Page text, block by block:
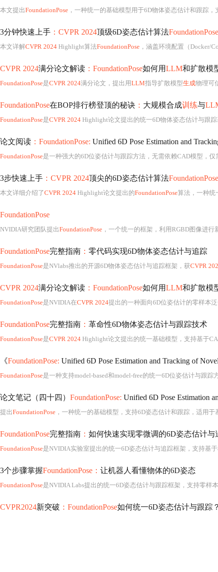
本文提出FoundationPose ，一种统一的基础模型用于6D物体姿态估计和跟踪，支持
3分钟快速上手 ：CVPR 2024顶级6D姿态估计算法FoundationPose
本文详解CVPR 2024 Highlight算法FoundationPose ，涵盖环境配置（Docker/Conda）、核心组件编译、
CVPR 2024满分论文解读 ：FoundationPose如何用LLM和扩散模
FoundationPose是CVPR 2024满分论文，提出用LLM指导扩散模型生成物理可
FoundationPose在BOP排行榜登顶的秘诀 ： 大规模合成训练与
FoundationPose是CVPR 2024 Highlight论文提出的统一6D物体姿态估计与跟踪基础模型，在BOP排行榜登顶，AR_core
论文阅读 ：FoundationPose: Unified 6D Pose Estimation and Tracking
FoundationPose是一种强大的6D位姿估计与跟踪方法，无需依赖CAD模型，仅
3步快速上手 ：CVPR 2024顶尖的6D姿态估计算法FoundationPose
本文详细介绍了CVPR 2024 Highlight论文提出的FoundationPose算法，一种统一的6D物体姿态估计与跟踪方法。内容涵盖Docker/Conda两种
FoundationPose
NVIDIA研究团队提出FoundationPose ，一个统一的框架，利用RGBD图像进行新颖物体的6D姿态估计和
FoundationPose完整指南 ： 零代码实现6D物体姿态估计与追踪
FoundationPose是NVlabs推出的开源6D物体姿态估计与追踪框架，获CVPR
CVPR 2024满分论文解读 ：FoundationPose如何用LLM和扩散模
FoundationPose是NVIDIA在CVPR 2024提出的一种面向6D位姿估计的零样本
FoundationPose完整指南 ： 革命性6D物体姿态估计与跟踪技术
FoundationPose是CVPR 2024 Highlight论文提出的统一基础模型，支持基于CAD模型或少量参考图像的零样本6D物体姿态估计
《FoundationPose: Unified 6D Pose Estimation and Tracking of
FoundationPose是一种支持model-based和model-free的统一6D位姿估计与跟踪方
论文笔记（四十四） FoundationPose: Unified 6D Pose Estimation
提出FoundationPose ，一种统一的基础模型，支持6D姿态估计和跟踪，适用于基于模型和无模型设置。方法利用神
FoundationPose完整指南 ： 如何快速实现零微调的6D姿态估计与
FoundationPose是NVIDIA实验室提出的统一6D姿态估计与追踪框架，支持基于模型和无模型两种模式，无需微调即可适配新物体。其核心基于神经隐式表示，在BOP基准测试中AR_core达0.726，排名第一。支
3个步骤掌握FoundationPose： 让机器人看懂物体的6D姿态
FoundationPose是NVIDIA Labs提出的统一6D姿态估计与跟踪框架，支持零样本学习，无需微调即可识别新物体。其核心包含模型驱动（CAD）与无模型（参考图像）双模式，基于神经隐式表示，在BOP基准中性能领先
CVPR2024新突破 ：FoundationPose如何统一6D姿态估计与跟踪